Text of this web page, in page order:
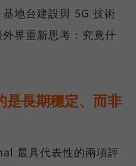
地台建設與 5G 技術
界重新思考：究竟什
是長期穩定、而非
最具代表性的兩項評